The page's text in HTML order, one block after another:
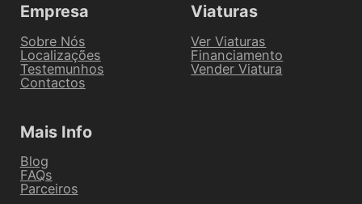
Empresa
Sobre Nós
Localizações
Testemunhos
Contactos
Viaturas
Ver Viaturas
Financiamento
Vender Viatura
Mais Info
Blog
FAQs
Parceiros